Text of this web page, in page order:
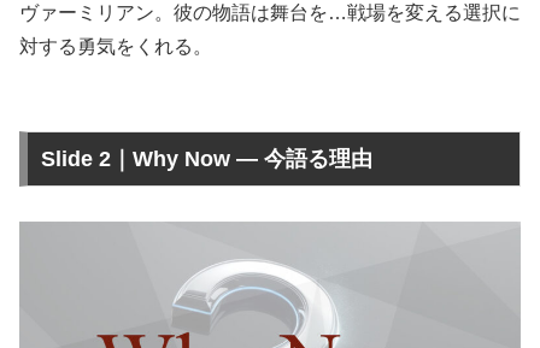
ヴァーミリアン。彼の物語は舞台を…戦場を変える選択に
対する勇気をくれる。
Slide 2｜Why Now — 今語る理由